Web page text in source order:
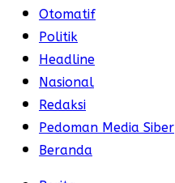
Otomatif
Politik
Headline
Nasional
Redaksi
Pedoman Media Siber
Beranda